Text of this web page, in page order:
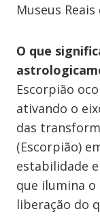
Museus
O que
Escorpião
ativando o
das
(Escorpião)
estabilidade
que ilumina o
liberação do